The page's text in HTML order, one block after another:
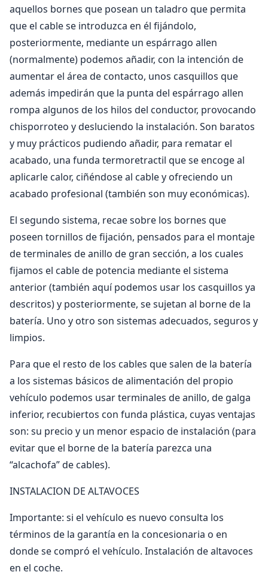
aquellos bornes que posean un taladro que permita
que el cable se introduzca en él fijándolo,
posteriormente, mediante un espárrago allen
(normalmente) podemos añadir, con la intención de
aumentar el área de contacto, unos casquillos que
además impedirán que la punta del espárrago allen
rompa algunos de los hilos del conductor, provocando
chisporroteo y desluciendo la instalación. Son baratos
y muy prácticos pudiendo añadir, para rematar el
acabado, una funda termoretractil que se encoge al
aplicarle calor, ciñéndose al cable y ofreciendo un
acabado profesional (también son muy económicas).
El segundo sistema, recae sobre los bornes que
poseen tornillos de fijación, pensados para el montaje
de terminales de anillo de gran sección, a los cuales
fijamos el cable de potencia mediante el sistema
anterior (también aquí podemos usar los casquillos ya
descritos) y posteriormente, se sujetan al borne de la
batería. Uno y otro son sistemas adecuados, seguros y
limpios.
Para que el resto de los cables que salen de la batería
a los sistemas básicos de alimentación del propio
vehículo podemos usar terminales de anillo, de galga
inferior, recubiertos con funda plástica, cuyas ventajas
son: su precio y un menor espacio de instalación (para
evitar que el borne de la batería parezca una
“alcachofa” de cables).
INSTALACION DE ALTAVOCES
Importante: si el vehículo es nuevo consulta los
términos de la garantía en la concesionaria o en
donde se compró el vehículo. Instalación de altavoces
en el coche.